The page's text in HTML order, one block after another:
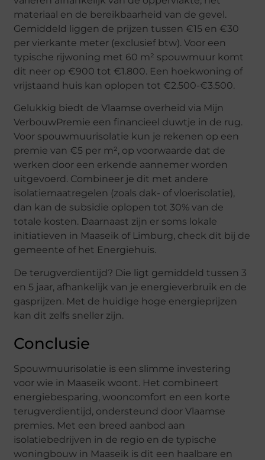
materiaal en de bereikbaarheid van de gevel.
Gemiddeld liggen de prijzen tussen €15 en €30
per vierkante meter (exclusief btw). Voor een
typische rijwoning met 60 m² spouwmuur komt
dit neer op €900 tot €1.800. Een hoekwoning of
vrijstaand huis kan oplopen tot €2.500-€3.500.
Gelukkig biedt de Vlaamse overheid via Mijn
VerbouwPremie een financieel duwtje in de rug.
Voor spouwmuurisolatie kun je rekenen op een
premie van €5 per m², op voorwaarde dat de
werken door een erkende aannemer worden
uitgevoerd. Combineer je dit met andere
isolatiemaatregelen (zoals dak- of vloerisolatie),
dan kan de subsidie oplopen tot 30% van de
totale kosten. Daarnaast zijn er soms lokale
initiatieven in Maaseik of Limburg, check dit bij de
gemeente of het Energiehuis.
De terugverdientijd? Die ligt gemiddeld tussen 3
en 5 jaar, afhankelijk van je energieverbruik en de
gasprijzen. Met de huidige hoge energieprijzen
kan dit zelfs sneller zijn.
Conclusie
Spouwmuurisolatie is een slimme investering
voor wie in Maaseik woont. Het combineert
energiebesparing, wooncomfort en een korte
terugverdientijd, ondersteund door Vlaamse
premies. Met een breed aanbod aan
isolatiebedrijven in de regio en de typische
woningbouw in Maaseik is dit een haalbare en